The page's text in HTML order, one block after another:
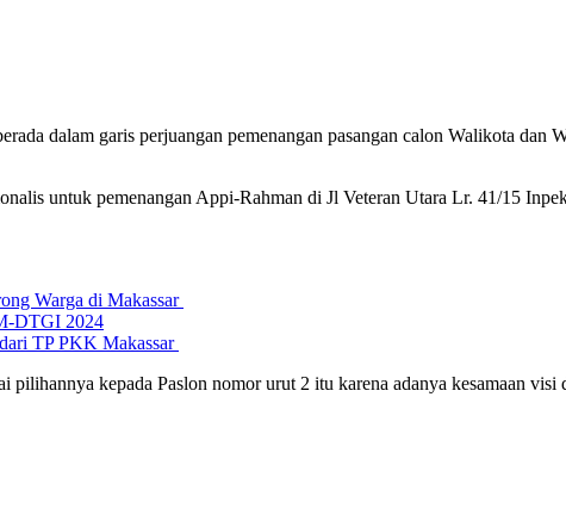
dalam garis perjuangan pemenangan pasangan calon Walikota
untuk pemenangan Appi-Rahman di Jl Veteran Utara Lr. 41/15
Warga di Makassar
DTGI 2024
TP PKK Makassar
kepada Paslon nomor urut 2 itu karena adanya kesamaan visi